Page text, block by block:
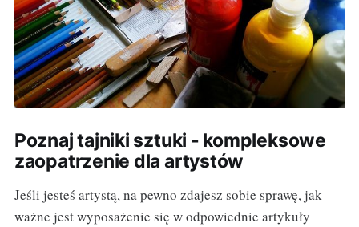
Poznaj tajniki sztuki - kompleksowe
zaopatrzenie dla artystów
Jeśli jesteś artystą, na pewno zdajesz sobie sprawę, jak
ważne jest wyposażenie się w odpowiednie artykuły